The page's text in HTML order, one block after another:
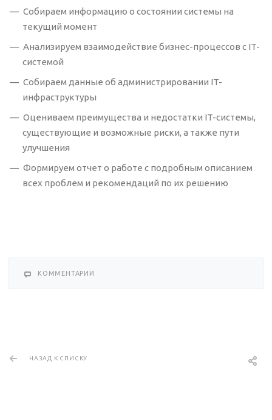
Собираем информацию о состоянии системы на
текущий момент
Анализируем взаимодействие бизнес-процессов с IT-
системой
Собираем данные об администрировании IT-
инфраструктуры
Оцениваем преимущества и недостатки IT-системы,
существующие и возможные риски, а также пути
улучшения
Формируем отчет о работе с подробным описанием
всех проблем и рекомендаций по их решению
КОММЕНТАРИИ
НАЗАД К СПИСКУ